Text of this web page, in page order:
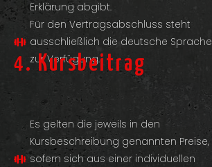
Erklärung abgibt.
Für den Vertragsabschluss steht
ausschließlich die deutsche Sprache
zur Verfügung.
4. Kursbeitrag
Es gelten die jeweils in den
Kursbeschreibung genannten Preise,
sofern sich aus einer individuellen